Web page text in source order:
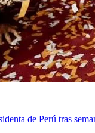
de Perú tras